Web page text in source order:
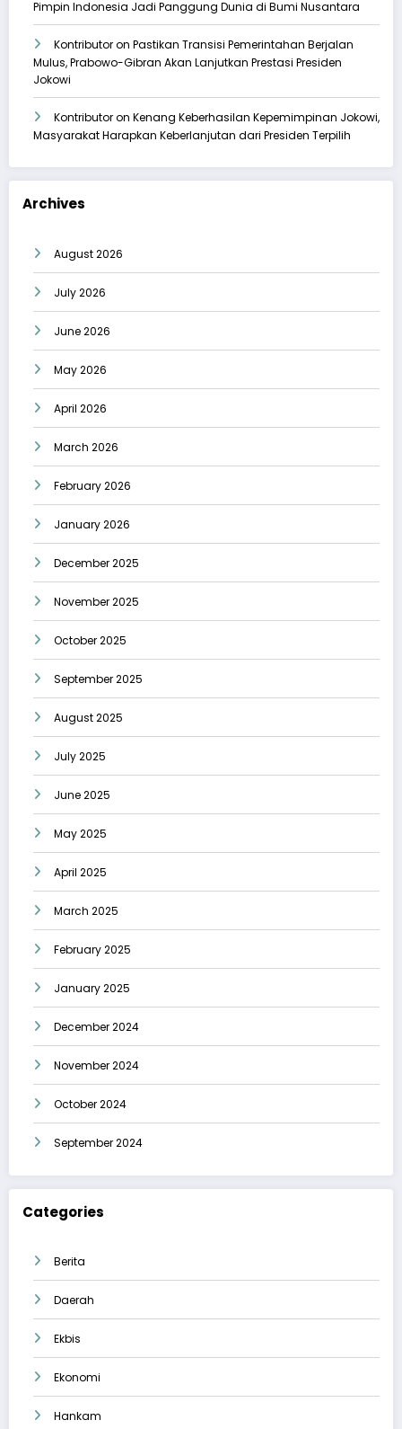
Pimpin Indonesia Jadi Panggung Dunia di Bumi Nusantara
Kontributoron Pastikan Transisi Pemerintahan Berjalan
Mulus, Prabowo-Gibran Akan Lanjutkan Prestasi Presiden
Jokowi
Kontributoron Kenang Keberhasilan Kepemimpinan Jokowi,
Masyarakat Harapkan Keberlanjutan dari Presiden Terpilih
Archives
August 2026
July 2026
June 2026
May 2026
April 2026
March 2026
February 2026
January 2026
December 2025
November 2025
October 2025
September 2025
August 2025
July 2025
June 2025
May 2025
April 2025
March 2025
February 2025
January 2025
December 2024
November 2024
October 2024
September 2024
Categories
Berita
Daerah
Ekbis
Ekonomi
Hankam